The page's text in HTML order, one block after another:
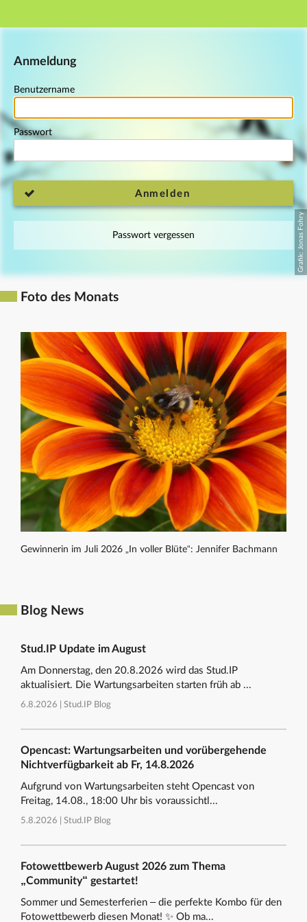
Hauptnavigation
Anmeldung
Benutzername
Passwort
Anmelden
Passwort vergessen
Foto des Monats
Gewinnerin im Juli 2026 „In voller Blüte“: Jennifer Bachmann
Blog News
Stud.IP Update im August
Am Donnerstag, den 20.8.2026 wird das Stud.IP
aktualisiert. Die Wartungsarbeiten starten früh ab ...
6.8.2026 | Stud.IP Blog
Opencast: Wartungsarbeiten und vorübergehende
Nichtverfügbarkeit ab Fr, 14.8.2026
Aufgrund von Wartungsarbeiten steht Opencast von
Freitag, 14.08., 18:00 Uhr bis voraussichtl...
5.8.2026 | Stud.IP Blog
Fotowettbewerb August 2026 zum Thema
„Community“ gestartet!
Sommer und Semesterferien – die perfekte Kombo für den
Fotowettbewerb diesen Monat! ✨ Ob ma...